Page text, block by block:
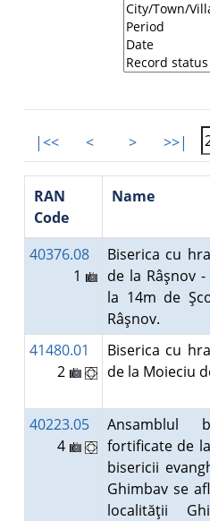
|<< < > >>|
RAN
Code
Name
40376.08
1
Biserica cu
de la Râşnov
la 14m de
Râşnov.
41480.01
2
Biserica cu
de la Moieciu
40223.05
4
Ansamblul
fortificate de
bisericii
Ghimbav se
localităţii